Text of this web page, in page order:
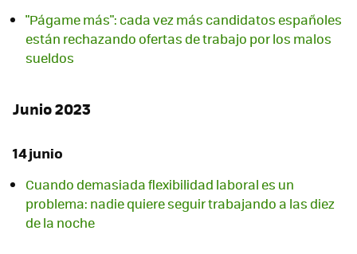
"Págame más": cada vez más candidatos españoles
están rechazando ofertas de trabajo por los malos
sueldos
Junio 2023
14 junio
Cuando demasiada flexibilidad laboral es un
problema: nadie quiere seguir trabajando a las diez
de la noche